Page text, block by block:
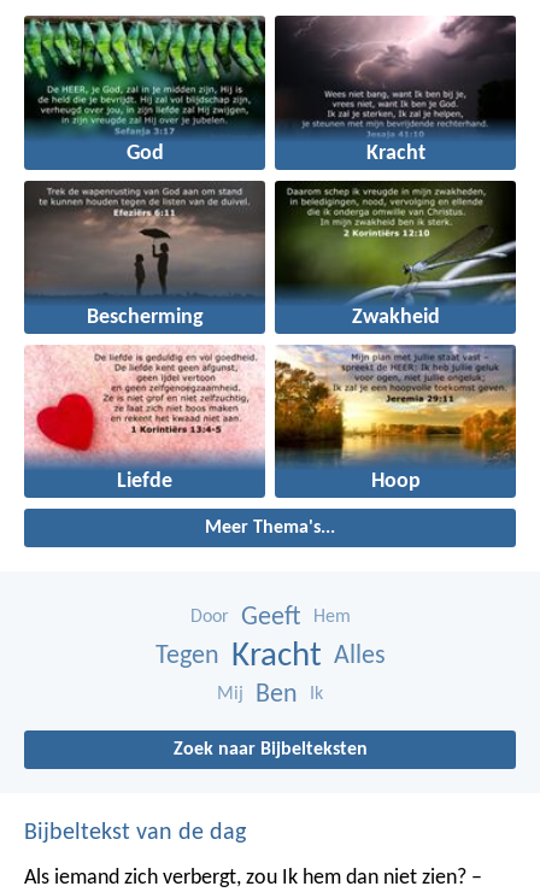
God Kracht
Bescherming Zwakheid
Liefde Hoop
Meer Thema's...
Door Geeft Hem
Tegen Kracht Alles
Mij Ben Ik
Zoek naar Bijbelteksten
Bijbeltekst van de dag
Als iemand zich verbergt, zou Ik hem dan niet zien? –